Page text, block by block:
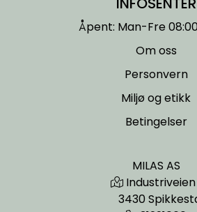
Åpent: Man-Fre
Om oss
Personvern
Miljø og etikk
Betingelser
MILAS AS
Industriveien
3430